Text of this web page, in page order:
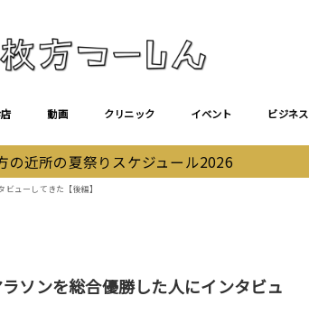
動画 クリニック イベント ビジネス
の近所の夏祭りスケジュール2026
ューしてきた【後編】
ソンを総合優勝した人にインタビュ